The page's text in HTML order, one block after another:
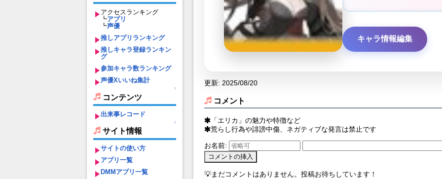
アクセスランキング
┗アプリ
┗声優
推しアプリランキング
推しキャラ登録ランキン
グ
参加キャラ数ランキング
声優Xいいね集計
↑
コンテンツ
出来事レコード
↑
サイト情報
サイトの使い方
アプリ一覧
DMMアプリ一覧
キャラ情報編集
更新: 2025/08/20
コメント
「エリカ」の魅力や特徴など
荒らし行為や誹謗中傷、ネガティブな発言は禁止です
お名前:
💡まだコメントはありません。投稿お待ちしています！